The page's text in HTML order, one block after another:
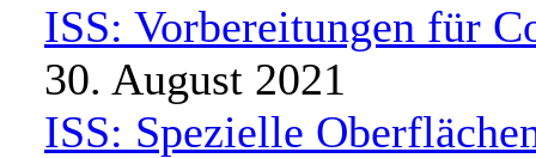
ISS: Vorbereitungen für
30. August 2021
ISS: Spezielle